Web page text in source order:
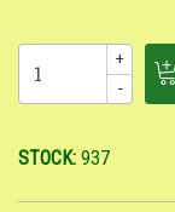
+
-
STOCK: 937